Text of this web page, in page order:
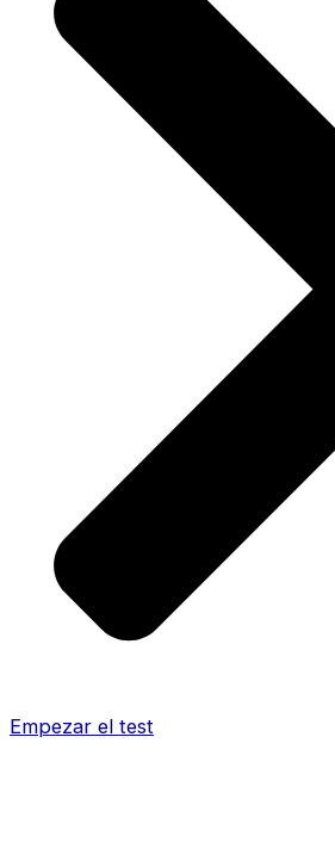
Empezar el test